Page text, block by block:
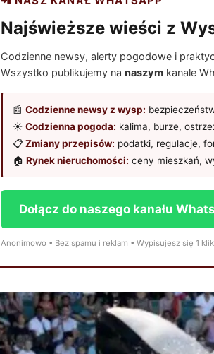
Najświeższe wieści z
Codzienne newsy, alerty pogodowe i
Wszystko publikujemy na naszymkanale
📰 Codzienne newsy z wysp:
☀️ Codzienna pogoda: kalima, burze,
📋 Zmiany przepisów: podatki, regulacje,
🏠 Rynek nieruchomości: ceny mieszkań,
Dołącz do naszego kanału
Anonimowo • Bez spamu i reklam • Wypisujesz się 1